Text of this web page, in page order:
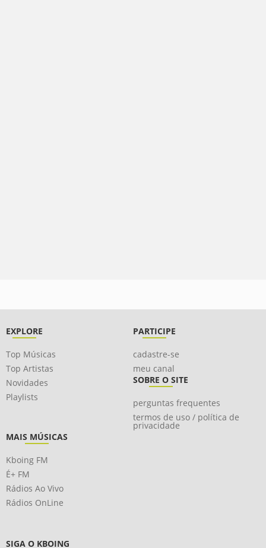
EXPLORE
Top Músicas
Top Artistas
Novidades
Playlists
PARTICIPE
cadastre-se
meu canal
SOBRE O SITE
perguntas frequentes
termos de uso / política de
privacidade
MAIS MÚSICAS
Kboing FM
É+ FM
Rádios Ao Vivo
Rádios OnLine
SIGA O KBOING